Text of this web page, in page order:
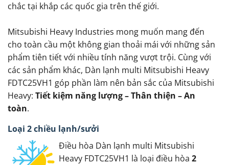
chắc tại khắp các quốc gia trên thế giới.
Mitsubishi Heavy Industries mong muốn mang đến
cho toàn cầu một không gian thoải mái với những sản
phẩm tiên tiết với nhiều tính năng vượt trội. Cùng với
các sản phẩm khác, Dàn lạnh multi Mitsubishi Heavy
FDTC25VH1 góp phần làm nên bản sắc của Mitsubishi
Heavy: Tiết kiệm năng lượng – Thân thiện – An
toàn.
Loại 2 chiều lạnh/sưởi
Điều hòa Dàn lạnh multi Mitsubishi
Heavy FDTC25VH1 là loại điều hòa 2